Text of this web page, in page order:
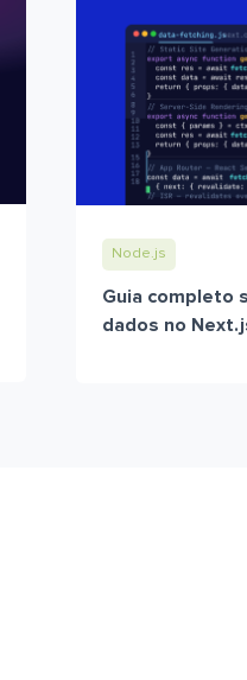
Node.js
Guia completo
dados no